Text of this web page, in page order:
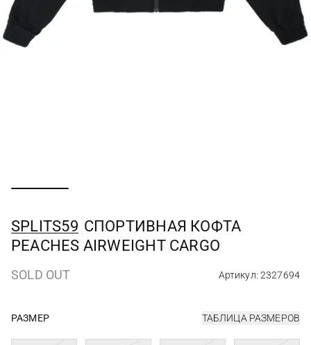
SPLITS59 СПОРТИВНАЯ КОФТА
PEACHES AIRWEIGHT CARGO
SOLD OUT Артикул: 2327694
РАЗМЕР ТАБЛИЦА РАЗМЕРОВ